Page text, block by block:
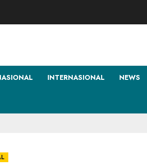
INTERNASIONAL NEWS